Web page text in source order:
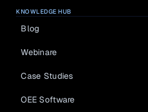
KNOWLEDGE HUB
Blog
Webinare
OEE Software
Case Studies